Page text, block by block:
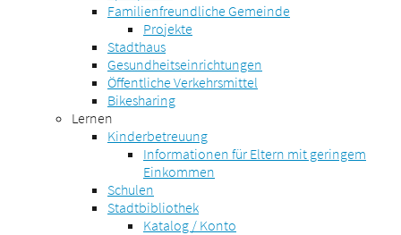
Familienfreundliche Gemeinde
Projekte
Stadthaus
Gesundheitseinrichtungen
Öffentliche Verkehrsmittel
Bikesharing
Lernen
Kinderbetreuung
Informationen für Eltern mit geringem
Einkommen
Schulen
Stadtbibliothek
Katalog / Konto